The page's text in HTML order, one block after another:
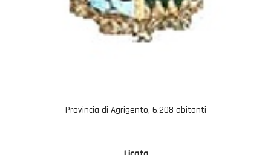
Provincia di Agrigento, 6.208 abitanti